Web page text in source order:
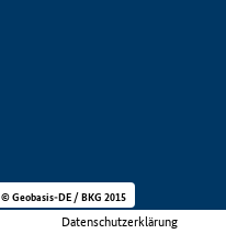
Datenschutzerklärung
© Geobasis-DE / BKG 2015